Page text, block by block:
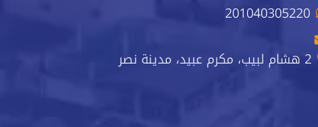
201040305220
2 هشام لبيب، مكرم عبيد، مدينة نصر